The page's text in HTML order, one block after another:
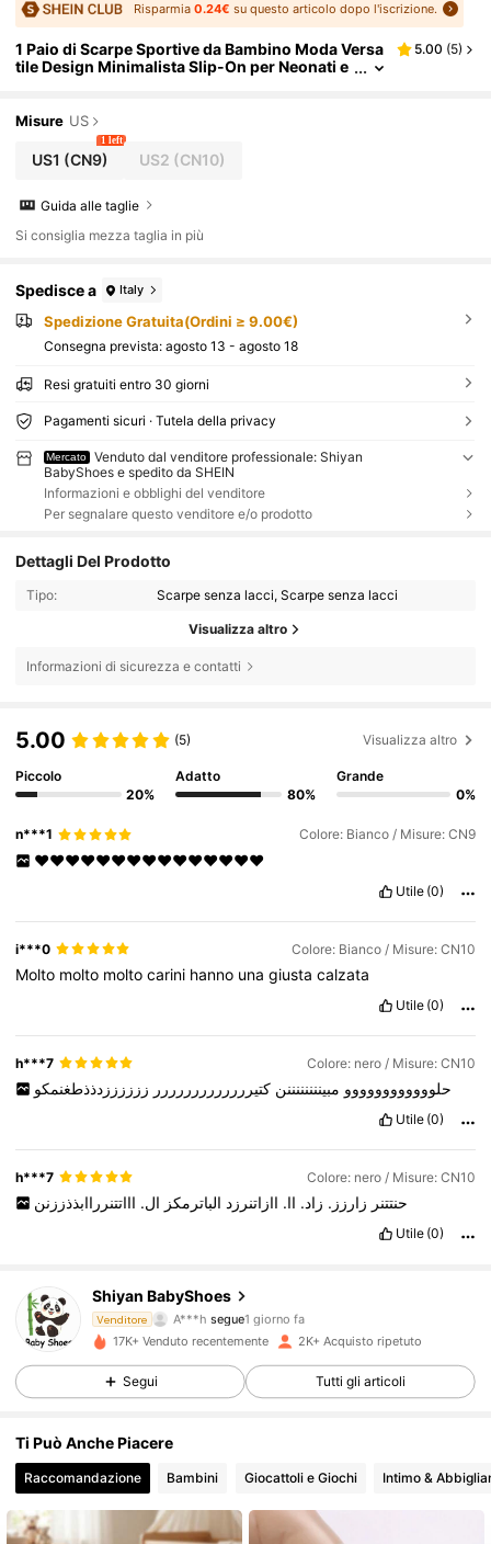
Risparmia0.24€ su questo articolo dopo l'iscrizione.
1 Paio di Scarpe Sportive da Bambino Moda Versa
tile Design Minimalista Slip-On per Neonati e
5.00 (5)
Misure US
US1 (CN9)
1 left
US2 (CN10)
Guida alle taglie
Si consiglia mezza taglia in più
Spedisce a Italy
Spedizione Gratuita(Ordini ≥ 9.00€)
Consegna prevista: agosto 13 - agosto 18
Resi gratuiti entro 30 giorni
Pagamenti sicuri · Tutela della privacy
Mercato
Venduto dal venditore professionale: Shiyan
BabyShoes e spedito da SHEIN
Informazioni e obblighi del venditore
Per segnalare questo venditore e/o prodotto
Dettagli Del Prodotto
Tipo: Scarpe senza lacci, Scarpe senza lacci
Visualizza altro
Informazioni di sicurezza e contatti
5.00 (5) Visualizza altro
Piccolo
20%
Adatto
80%
Grande
0%
n***1 Colore: Bianco / Misure: CN9
❤️❤️❤️❤️❤️❤️❤️❤️❤️❤️❤️❤️❤️❤️❤️
Utile (0)
i***0 Colore: Bianco / Misure: CN10
Molto molto moltocarini hanno unagiustacalzata
Utile (0)
h***7 Colore: nero / Misure: CN10
حلوووووووووووو مبينننننننننكتيررررررررررررر ززززززدذذطغنمكو
Utile (0)
h***7 Colore: nero / Misure: CN10
حنتتنر زارزز. زاد. اا. اازاتنرزد الباترمكز ال. اااتتنرراابذذززنن
Utile (0)
Shiyan BabyShoes
Venditore A***h segue1 giorno fa
4.91
1.4K Follower
1.4K Follower
4.91
17K+ Venduto recentemente 2K+ Acquisto ripetuto
Segui Tutti gli articoli
Ti Può Anche Piacere
Raccomandazione Bambini Giocattoli e Giochi Intimo &